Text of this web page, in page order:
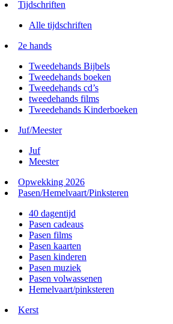
Tijdschriften
Alle tijdschriften
2e hands
Tweedehands Bijbels
Tweedehands boeken
Tweedehands cd’s
tweedehands films
Tweedehands Kinderboeken
Juf/Meester
Juf
Meester
Opwekking 2026
Pasen/Hemelvaart/Pinksteren
40 dagentijd
Pasen cadeaus
Pasen films
Pasen kaarten
Pasen kinderen
Pasen muziek
Pasen volwassenen
Hemelvaart/pinksteren
Kerst